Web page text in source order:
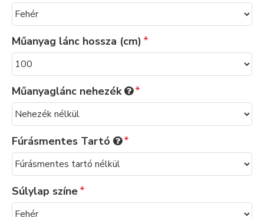
Műanyag lánc hossza (cm)
Műanyaglánc nehezék
Fúrásmentes Tartó
Súlylap színe